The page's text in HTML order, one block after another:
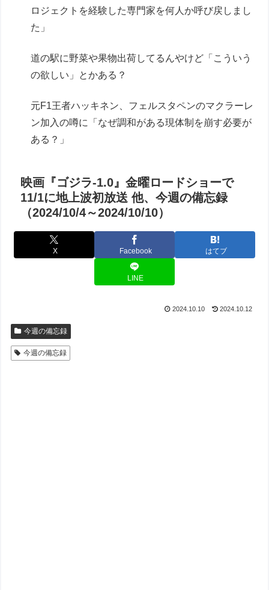
ロジェクトを経験した専門家を何人か呼び戻しまし
た」
道の駅に野菜や果物出荷してるんやけど「こういう
の欲しい」とかある？
元F1王者ハッキネン、フェルスタペンのマクラーレ
ン加入の噂に「なぜ調和がある現体制を崩す必要が
ある？」
映画『ゴジラ-1.0』金曜ロードショーで
11/1に地上波初放送 他、今週の備忘録
（2024/10/4～2024/10/10）
X Facebook はてブ
LINE
2024.10.10 2024.10.12
今週の備忘録
今週の備忘録